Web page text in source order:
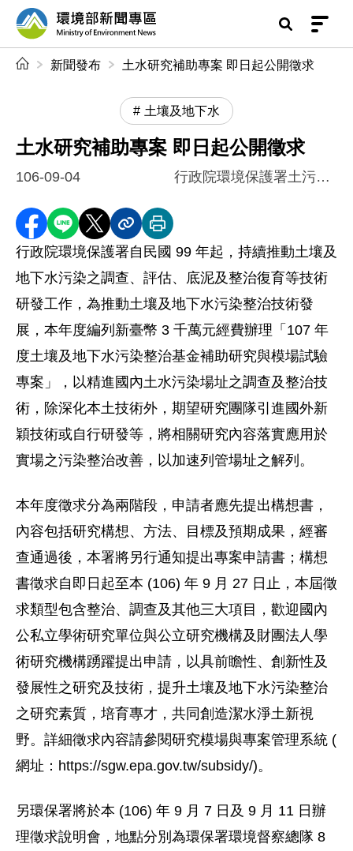
前往中央內容區塊
環境部新聞專區
新聞發布 土水研究補助專案 即日起公開徵求
土壤及地下水
土水研究補助專案 即日起公開徵求
106-09-04 行政院環境保護署土污基管會
分享至 Facebook
分享到 LINE
分享到 X分享內容連結
列印本頁
行政院環境保護署自民國 99 年起，持續推動土壤及
地下水污染之調查、評估、底泥及整治復育等技術
研發工作，為推動土壤及地下水污染整治技術發
展，本年度編列新臺幣 3 千萬元經費辦理「107 年
度土壤及地下水污染整治基金補助研究與模場試驗
專案」，以精進國內土水污染場址之調查及整治技
術，除深化本土技術外，期望研究團隊引進國外新
穎技術或自行研發等，將相關研究內容落實應用於
實場之污染整治改善，以加速列管場址之解列。
本年度徵求分為兩階段，申請者應先提出構想書，
內容包括研究構想、方法、目標及預期成果，經審
查通過後，本署將另行通知提出專案申請書；構想
書徵求自即日起至本 (106) 年 9 月 27 日止，本屆徵
求類型包含整治、調查及其他三大項目，歡迎國內
公私立學術研究單位與公立研究機構及財團法人學
術研究機構踴躍提出申請，以具前瞻性、創新性及
發展性之研究及技術，提升土壤及地下水污染整治
之研究素質，培育專才，共同創造潔水淨土新視
野。詳細徵求內容請參閱研究模場與專案管理系統 (
網址：https://sgw.epa.gov.tw/subsidy/)。
另環保署將於本 (106) 年 9 月 7 日及 9 月 11 日辦
理徵求說明會，地點分別為環保署環境督察總隊 8